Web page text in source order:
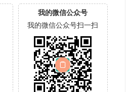
我的微信公众号
我的微信公众号扫一扫